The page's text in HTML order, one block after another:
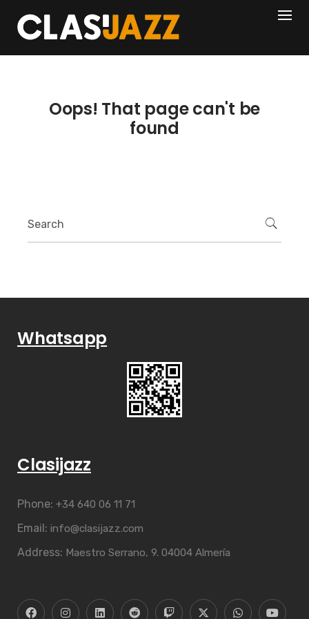
content
404
Oops! That page can't be
found
Whatsapp
Clasijazz
Phone: +34 640 06 11 71
Email: info@clasijazz.com
Address: Maestro Serrano, 9. 04004 Almería